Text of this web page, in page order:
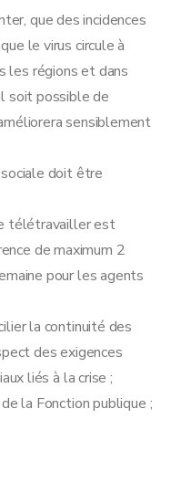
que des incidences
le virus circule à
les régions et dans
soit possible de
sensiblement
doit être
télétravailler est
de maximum 2
pour les agents
la continuité des
des exigences
liés à la crise ;
la Fonction publique ;